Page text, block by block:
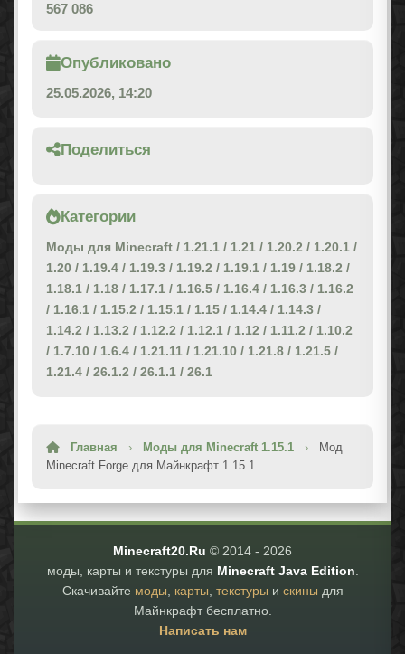
567 086
Опубликовано
25.05.2026, 14:20
Поделиться
Категории
Моды для Minecraft / 1.21.1 / 1.21 / 1.20.2 / 1.20.1 /
1.20 / 1.19.4 / 1.19.3 / 1.19.2 / 1.19.1 / 1.19 / 1.18.2 /
1.18.1 / 1.18 / 1.17.1 / 1.16.5 / 1.16.4 / 1.16.3 / 1.16.2
/ 1.16.1 / 1.15.2 / 1.15.1 / 1.15 / 1.14.4 / 1.14.3 /
1.14.2 / 1.13.2 / 1.12.2 / 1.12.1 / 1.12 / 1.11.2 / 1.10.2
/ 1.7.10 / 1.6.4 / 1.21.11 / 1.21.10 / 1.21.8 / 1.21.5 /
1.21.4 / 26.1.2 / 26.1.1 / 26.1
Главная › Моды для Minecraft 1.15.1 ›
Мод
Minecraft Forge для Майнкрафт 1.15.1
Minecraft20.Ru © 2014 - 2026
моды, карты и текстуры для Minecraft Java Edition.
Скачивайте моды, карты, текстуры и скины для
Майнкрафт бесплатно.
Написать нам